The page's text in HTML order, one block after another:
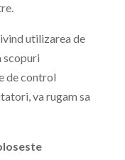
utilizarea de
scopuri
de control
va rugam sa